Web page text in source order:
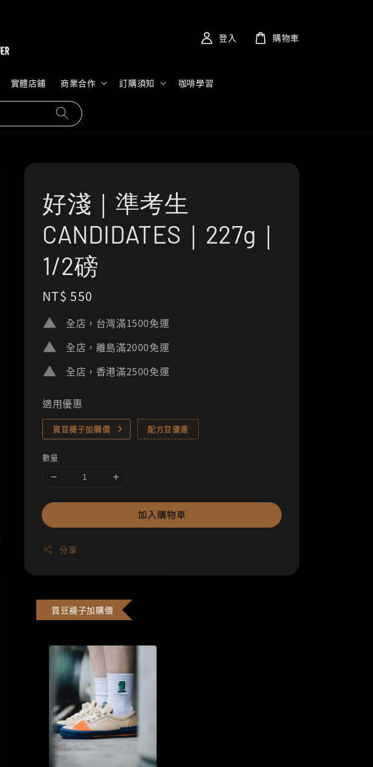
實體店鋪 商業合作 訂購須知 咖啡學習
登入 購物車
好淺｜準考生
CANDIDATES｜227g｜
1/2磅
Regular
price
NT$ 550
全店，台灣滿1500免運
全店，離島滿2000免運
全店，香港滿2500免運
適用優惠
買豆襪子加購價 配方豆優惠
數量
加入購物車
分享
買豆襪子加購價